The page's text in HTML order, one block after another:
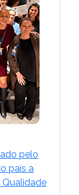
pelo
país a
Qualidade